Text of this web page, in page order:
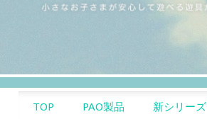
SKIP TO CONTENT
TOP PAO製品 新シリーズ